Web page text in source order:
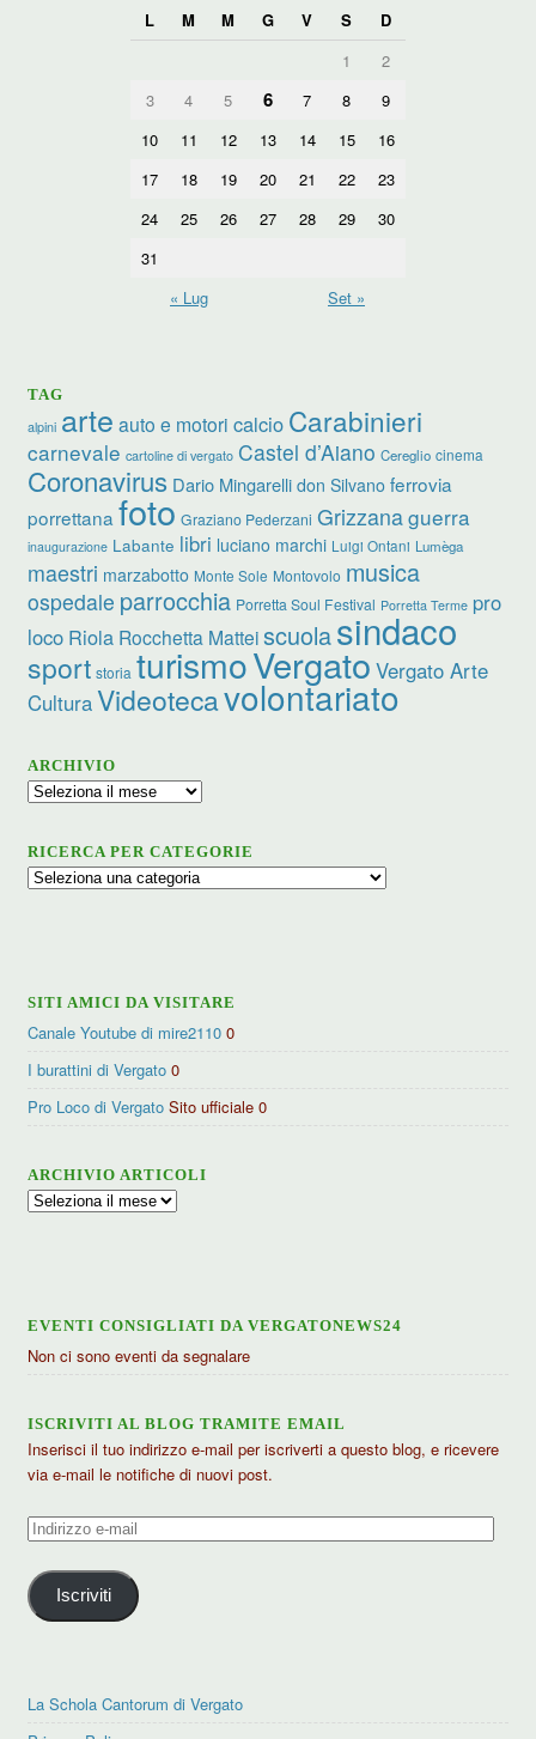
L
M M G V S
D
1
2
3
4 5 6 7 8
9
10
11 12 13 14 15
16
17
18 19 20 21 22
23
24
25 26 27 28 29
30
31
« Lug
Set »
TAG
alpini arte auto e motori calcio Carabinieri
carnevale cartoline di vergato Castel d’Aiano Cereglio cinema
Coronavirus Dario Mingarelli don Silvano ferrovia
porrettana foto Graziano Pederzani Grizzanaguerra
inaugurazione Labante libri luciano marchi Luigi Ontani Lumèga
maestri marzabotto Monte Sole Montovolo musica
ospedale parrocchia Porretta Soul Festival Porretta Terme pro
loco Riola Rocchetta Matteiscuolasindaco
sport storia turismoVergato Vergato Arte
CulturaVideotecavolontariato
ARCHIVIO
Archivio
RICERCA PER CATEGORIE
Ricerca
SITI AMICI DA VISITARE
Canale Youtube di mire2110 0
I burattini di Vergato 0
Pro Loco di Vergato Sito ufficiale 0
ARCHIVIO ARTICOLI
Archivio
EVENTI CONSIGLIATI DA VERGATONEWS24
Non ci sono eventi da segnalare
ISCRIVITI AL BLOG TRAMITE EMAIL
Inserisci il tuo indirizzo e-mail per iscriverti a questo blog, e ricevere
via e-mail le notifiche di nuovi post.
Indirizzo
mail
Iscriviti
La Schola Cantorum di Vergato